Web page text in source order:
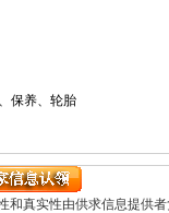
保养、轮胎
和真实性由供求信息提供